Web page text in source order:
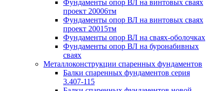
Фундаменты опор ВЛ на винтовых сваях
проект 20006тм
Фундаменты опор ВЛ на винтовых сваях
проект 20015тм
Фундаменты опор ВЛ на сваях-оболочках
Фундаменты опор ВЛ на буронабивных
сваях
Металлоконструкции спаренных фундаментов
Балки спаренных фундаментов серия
3.407-115